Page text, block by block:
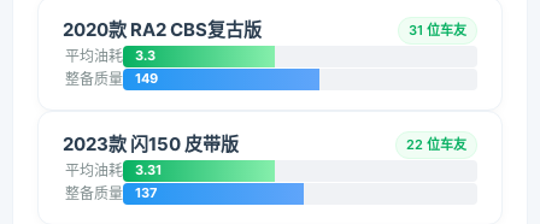
2020款 RA2 CBS复古版 31 位车友
平均油耗 3.3
整备质量 149
2023款 闪150 皮带版 22 位车友
平均油耗 3.31
整备质量 137